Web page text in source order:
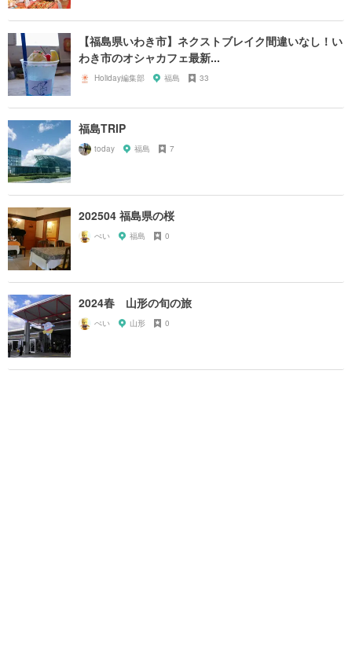
【福島県いわき市】ネクストブレイク間違いなし！い
わき市のオシャカフェ最新...
Holiday編集部 福島 33
福島TRIP
today 福島 7
202504 福島県の桜
ぺい 福島 0
2024春 山形の旬の旅
ぺい 山形 0